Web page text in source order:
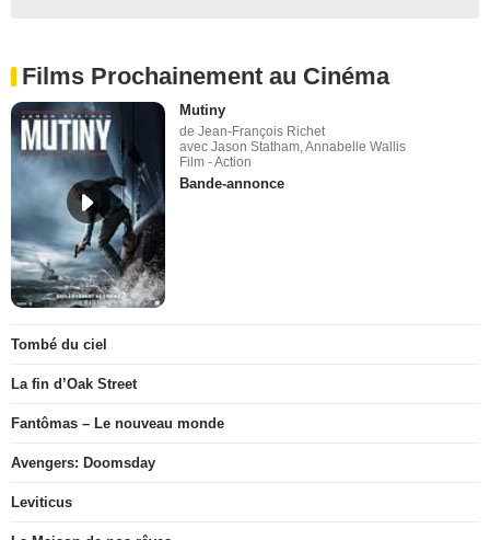
Films Prochainement au Cinéma
Mutiny
de Jean-François Richet
avec Jason Statham, Annabelle Wallis
Film - Action
Bande-annonce
Tombé du ciel
La fin d’Oak Street
Fantômas – Le nouveau monde
Avengers: Doomsday
Leviticus